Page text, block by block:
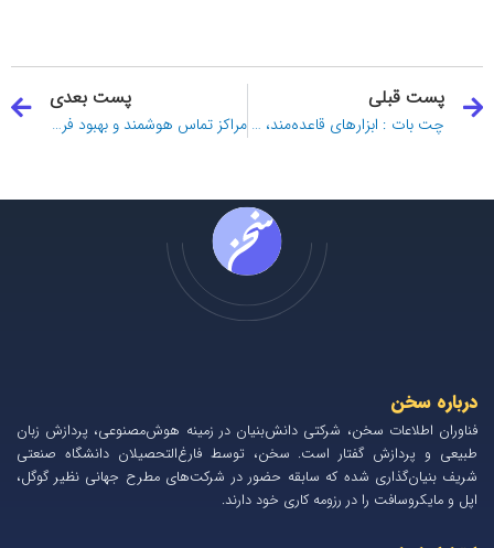
قبلیپست قبلی
چت بات‌ : ابزارهای قاعده‌مند، هوش مصنوعی و ChatGPT
پست بعدی
مراکز تماس هوشمند و بهبود فرآیند آنبوردینگ و احراز هویت
درباره سخن
فناوران اطلاعات سخن، شرکتی دانش‌بنیان در زمینه هوش‌مصنوعی، پردازش زبان
طبیعی و پردازش گفتار است. سخن، توسط فارغ‌التحصیلان دانشگاه صنعتی
شریف بنیان‌گذاری شده که سابقه حضور در شرکت‌های مطرح جهانی نظیر گوگل،
اپل و مایکروسافت را در رزومه کاری خود دارند.